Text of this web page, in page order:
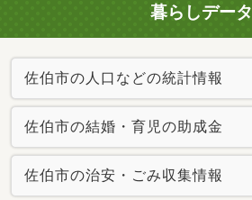
暮らしデータ
佐伯市の人口などの統計情報
佐伯市の結婚・育児の助成金
佐伯市の治安・ごみ収集情報